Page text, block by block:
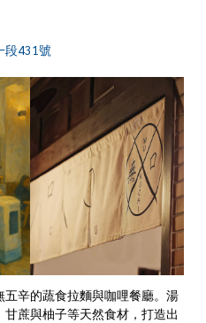
段431號
辛的蔬食拉麵與咖哩餐廳。湯
蔗與柚子等天然食材，打造出